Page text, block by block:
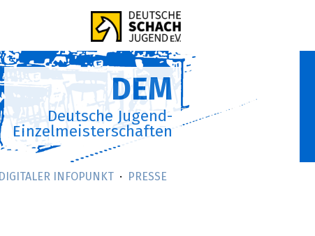
DEM
Deutsche Jugend-
Einzelmeisterschaften
DIGITALER INFOPUNKT PRESSE